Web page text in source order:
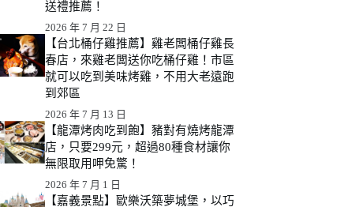
送禮推薦！
2026 年 7 月 22 日
【台北桶仔雞推薦】雞老闆桶仔雞長
春店，來雞老闆送你吃桶仔雞！市區
就可以吃到美味烤雞，不用大老遠跑
到郊區
2026 年 7 月 13 日
【龍潭烤肉吃到飽】豬對有燒烤龍潭
店，只要299元，超過80種食材讓你
無限取用呷免驚！
2026 年 7 月 1 日
【嘉義景點】歐樂沃築夢城堡，以巧